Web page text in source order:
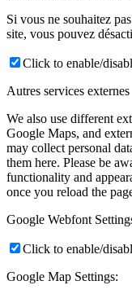
Si vous ne souhaitez
site, vous pouvez
Click to enable/
Autres services externes
We also use different
Google Maps, and
may collect personal
them here. Please be
functionality and
once you reload the
Google Webfont
Click to enable/
Google Map Settings: